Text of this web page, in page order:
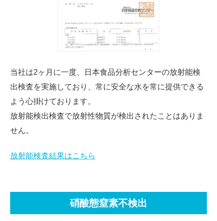
当社は2ヶ月に一度、日本食品分析センターの放射能検
出検査を実施しており、常に安全な水を常に提供できる
よう心掛けております。
放射能検出検査で放射性物質が検出されたことはありま
せん。
放射能検査結果はこちら
硝酸態窒素不検出